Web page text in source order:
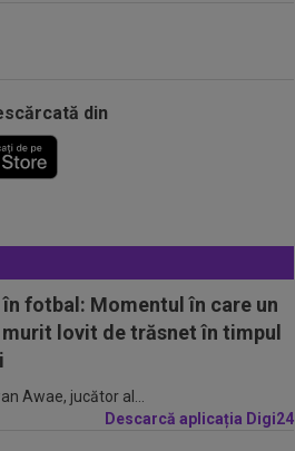
din
fotbal: Momentul în care un
lovit de trăsnet în timpul
Awae, jucător al...
Descarcă aplicația Digi24